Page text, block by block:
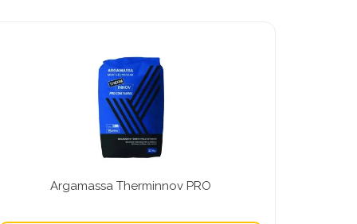
Argamassa Therminnov PRO